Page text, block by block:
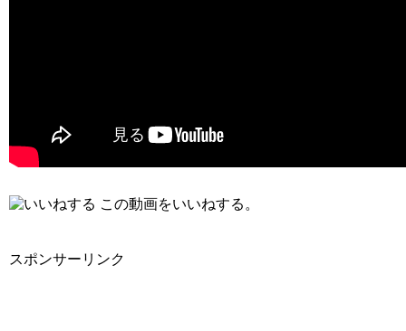
この動画をいいねする。
スポンサーリンク